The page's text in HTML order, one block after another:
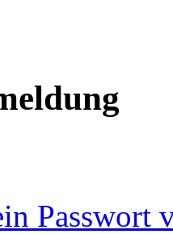
Passwort